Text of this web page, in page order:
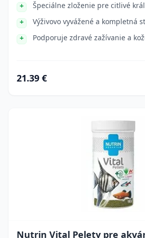
Špeciálne zloženie pre citlivé
Výživovo vyvážené a kompletná
Podporuje zdravé zažívanie a
21.39 €
Nutrin Vital Pelety pre